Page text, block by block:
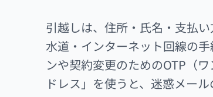
引越しは、住所・氏名・支払
水道・インターネット回線の
ンや契約変更のためのOTP（
ドレス」を使うと、迷惑メー